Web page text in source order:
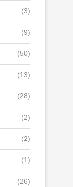
(3)
(9)
(50)
(13)
(28)
(2)
(2)
(1)
(26)